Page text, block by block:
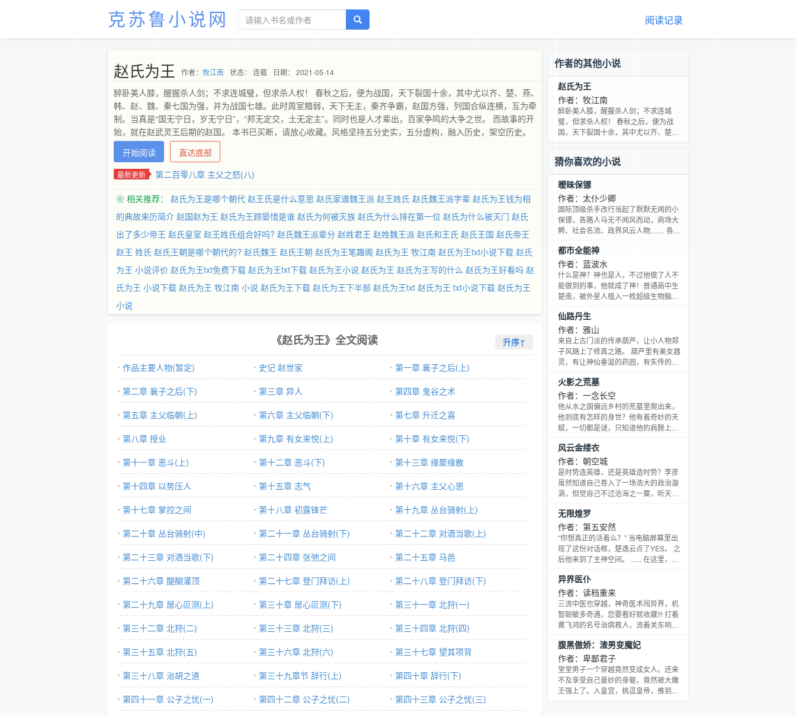
克苏鲁小说网 阅读记录
赵氏为王 作者： 牧江南 状态： 连载 日期： 2021-05-14
醉卧美人膝，醒握杀人剑；不求连城璧，但求杀人权！ 春秋之后，便为战国，天下裂国十余，其中尤以齐、楚、燕、
韩、赵、魏、秦七国为强，并为战国七雄。此时周室黯弱，天下无主，秦齐争霸，赵国方强，列国合纵连横，互为牵
制。当真是“国无宁日，岁无宁日”，“邦无定交，土无定主”。同时也是人才辈出，百家争鸣的大争之世。 而故事的开
始，就在赵武灵王后期的赵国。 本书已买断，请放心收藏。风格坚持五分史实，五分虚构，融入历史，架空历史。
开始阅读
直达底部
最新更新 第二百零八章 主父之怒(八)
❀ 相关推荐： 赵氏为王是哪个朝代 赵王氏是什么意思 赵氏家谱魏王派 赵王姓氏 赵氏魏王派字辈 赵氏为王钱为相
的典故来历简介 赵国赵为王 赵氏为王顾晏惜是谁 赵氏为何被灭族 赵氏为什么排在第一位 赵氏为什么被灭门 赵氏
出了多少帝王 赵氏皇室 赵王姓氏组合好吗? 赵氏魏王派辈分 赵姓君王 赵姓魏王派 赵氏和王氏 赵氏王国 赵氏帝王
赵王 姓氏 赵氏王朝是哪个朝代的? 赵氏魏王 赵氏王朝 赵氏为王笔趣阁 赵氏为王 牧江南 赵氏为王txt小说下载 赵氏
为王 小说评价 赵氏为王txt免费下载 赵氏为王txt下载 赵氏为王小说 赵氏为王 赵氏为王写的什么 赵氏为王好看吗 赵
氏为王 小说下载 赵氏为王 牧江南 小说 赵氏为王下载 赵氏为王下半部 赵氏为王txt 赵氏为王 txt小说下载 赵氏为王
小说
《赵氏为王》全文阅读 升序↑
作品主要人物(暂定) 史记 赵世家
第一章 襄子之后(上)
第二章 襄子之后(下)
第三章 异人
第四章 鬼谷之术
第五章 主父临朝(上)
第六章 主父临朝(下)
第七章 升迁之喜
第八章 授业
第九章 有女来悦(上)
第十章 有女来悦(下)
第十一章 恶斗(上)
第十二章 恶斗(下)
第十三章 缘聚缘散
第十四章 以势压人
第十五章 志气
第十六章 主父心思
第十七章 掌控之间
第十八章 初露锋芒
第十九章 丛台骑射(上)
第二十章 丛台骑射(中)
第二十一章 丛台骑射(下)
第二十二章 对酒当歌(上)
第二十三章 对酒当歌(下)
第二十四章 张弛之间
第二十五章 马邑
第二十六章 醍醐灌顶
第二十七章 登门拜访(上)
第二十八章 登门拜访(下)
第二十九章 居心叵测(上)
第三十章 居心叵测(下)
第三十一章 北狩(一)
第三十二章 北狩(二)
第三十三章 北狩(三)
第三十四章 北狩(四)
第三十五章 北狩(五)
第三十六章 北狩(六)
第三十七章 望其项背
第三十八章 治胡之道
第三十九章节 辞行(上)
第四十章 辞行(下)
第四十一章 公子之忧(一)
第四十二章 公子之忧(二)
第四十三章 公子之忧(三)
作者的其他小说
赵氏为王
作者：牧江南
醉卧美人膝，醒握杀人剑；不求连城
璧，但求杀人权！ 春秋之后，便为战
国，天下裂国十余，其中尤以齐、楚、
齐争霸，赵国方强，列国合纵连横，互
为牵制。当真是“国无宁日，岁无宁日”，
“邦无定交，土无定主”。同时也是人才辈
出，百家争鸣的大争之世。 而故事的开
始，就在赵武灵王后期的赵国。 本书已
买断，请放心收藏。风格坚持五分史
实，五分虚构，融入
猜你喜欢的小说
暧昧保镖
作者：太仆少卿
国际顶级杀手改行当起了默默无闻的小
保镖，各路人马无不闻风而动，商场大
鳄、社会名流、政界风云人物…… 各色
板、国际明星、皇室公主…… 看刘东如
何纵横都市，暧昧不断！ ＊＊＊＊＊＊
＊＊＊＊＊＊＊＊＊＊＊＊＊＊＊＊＊
＊＊＊＊＊＊＊＊＊＊＊ PS：收藏对作
者很重要，希望大家能够随手点一下收
边车位上第一个就是。
都市全能神
作者：蓝波水
什么是神？神也是人，不过他做了人不
能做到的事，他就成了神！普通高中生
楚南，被外星人植入一枚超级生物脑芯
功能，不仅对自身可以强化，而且可以
对别人的大脑进行电脑般的操作：扫
描、复制、清理、优化、修复、杀毒、
补丁、木马、重启、关脑…… 能赌石、
鉴宝、治病、强身健体；能复制他人优
控制他人，让天下敌人臣服！身怀强大
异能，成就全能天神！清
仙路丹生
作者：雅山
来自上古门派的传承葫芦，让小人物郑
子风踏上了修真之路。 葫芦里有美女器
灵，有让神仙垂涎的药园，有失传的上
有……。 正所谓， 葫芦一出，谁与争
锋？ 三界五行，任我逍遥！
火影之荒墓
作者：一念长空
他从水之国偏远乡村的荒墓里爬出来，
他到底有怎样的身世？他有着奇妙的天
赋，一切都是谜，只知道他的肩膀上刻
样的名字； 他后来有个女儿叫“白”； 照
美冥硬是把他拉来做弟弟； 大蛇丸总是
向他展示忍术。
————————————————————————————
本书开始是从三战结束开始写，后面会
世。如果没把倒叙那部分看完，我只能
说遗憾，本
风云金缕衣
作者：朝空城
是时势造英雄，还是英雄造时势？李彦
虽然知道自己卷入了一场浩大的政治漩
涡，但觉自己不过沧海之一粟，听天由
越大，似乎又觉得一切竟是如此简单，
不过话一句尔！究竟是他在左右时局，
还是时局在左右他呢？时光流逝，能带
给李彦什么样的答案呢？敬请期待...
无限煌罗
作者：第五安然
“你想真正的活着么？” 当电脑屏幕里出
现了这份对话框，楚逸云点了YES。 之
后他来到了主神空间。 ...... 在这里，历
被无数次的创造。在这里，所有界限都
变得动荡和模糊不清，人性的丑陋以最
大恶意汹涌澎湃，人性的善念以最美好
姿态光芒四射。 在这里有无限的可能，
无止境的选择，跨越时空的聚会。这里
是真理，是万物的起始，是一切的终
点。这
异界医仆
作者：读档重来
三流中医也穿越，神奇医术闯异界，机
智聪敏多奇遇，您要看好就收藏!!! 打着
黄飞鸿的名号治病救人，流着关东响马
炮弹炸到穿越，成为没落家族低等小奴
仆。 大字不识，飞黄腾达，不会武功，
风生水起，左手拿着手术剪，右手捏着
手术刀，把妹子，泡小妞，搞帮派，立
社团，开公司，建军队，打乡绅，斗土
腹黑傲娇：渣男变魔妃
作者：卑鄙君子
堂堂男子一个穿越竟然变成女人。还来
不及享受自己曼妙的身躯，竟然被大魔
王强上了。入皇宫，挑逗皇帝，推到萝